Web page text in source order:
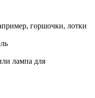
горшочки, лотки
лампа для